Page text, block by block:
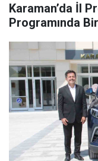
Karaman’da İl
Programında